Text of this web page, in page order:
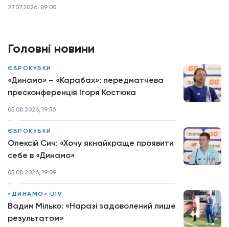
Головні новини
ЄВРОКУБКИ
«Динамо» – «Карабах»: передматчева
пресконференція Ігоря Костюка
05.08.2026, 19:56
ЄВРОКУБКИ
Олексій Сич: «Хочу якнайкраще проявити
себе в «Динамо»
05.08.2026, 19:09
«ДИНАМО» U19
Вадим Мілько: «Наразі задоволений лише
результатом»
27.07.2026, 09:00